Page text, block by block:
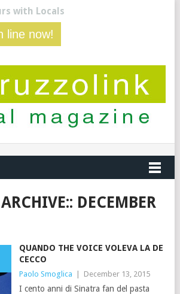
with Locals
line now!
DECEMBER
QUANDO THE VOICE VOLEVA LA DE
CECCO
Paolo Smoglica December 13, 2015
I cento anni di Sinatra fan del pasta